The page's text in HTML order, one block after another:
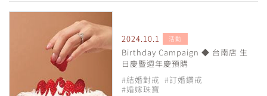
2024.10.1 活動
Birthday Campaign ◆ 台南店 生
日慶暨週年慶預購
#結婚對戒 #訂婚鑽戒
#婚嫁珠寶